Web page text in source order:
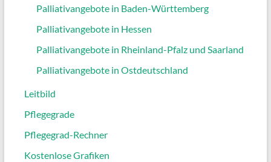
Palliativangebote in Baden-Württemberg
Palliativangebote in Hessen
Palliativangebote in Rheinland-Pfalz und Saarland
Palliativangebote in Ostdeutschland
Leitbild
Pflegegrade
Pflegegrad-Rechner
Kostenlose Grafiken